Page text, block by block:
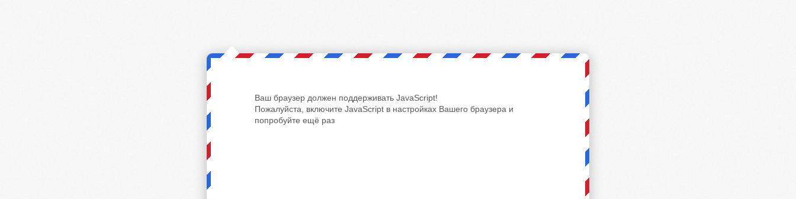
Ваш браузер должен поддерживать JavaScript!
Пожалуйста, включите JavaScript в настройках Вашего браузера и
попробуйте ещё раз